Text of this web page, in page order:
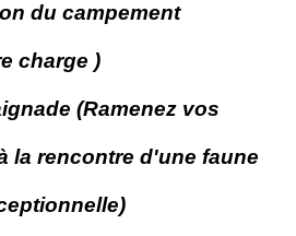
du campement
charge )
(Ramenez vos
la rencontre d'une faune